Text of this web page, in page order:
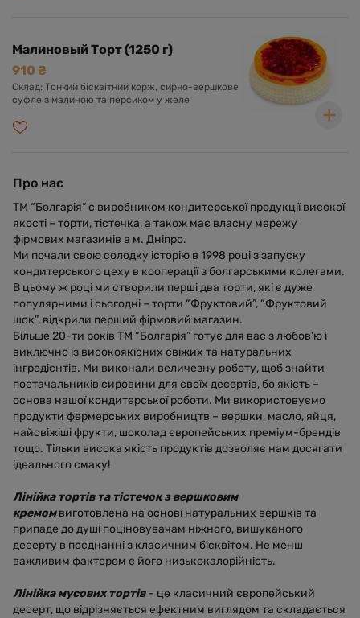
Малиновый Торт (1250 г)
910 ₴
Склад: Тонкий бісквітний корж, сирно-вершкове
суфле з малиною та персиком у желе
Про нас
ТМ “Болгарія” є виробником кондитерської продукції високої
якості – торти, тістечка, а також має власну мережу
фірмових магазинів в м. Дніпро.
Ми почали свою солодку історію в 1998 році з запуску
кондитерського цеху в кооперації з болгарськими колегами.
В цьому ж році ми створили перші два торти, які є дуже
популярними і сьогодні – торти “Фруктовий”, “Фруктовий
шок”, відкрили перший фірмовий магазин.
Більше 20-ти років ТМ “Болгарія” готує для вас з любов’ю і
виключно із високоякісних свіжих та натуральних
інгредієнтів. Ми виконали величезну роботу, щоб знайти
постачальників сировини для своїх десертів, бо якість –
основа нашої кондитерської роботи. Ми використовуємо
продукти фермерських виробництв – вершки, масло, яйця,
найсвіжіші фрукти, шоколад європейських преміум-брендів
тощо. Тільки висока якість продуктів дозволяє нам досягати
ідеального смаку!
Лінійка тортів та тістечок з вершковим
кремомвиготовлена на основі натуральних вершків та
припаде до душі поціновувачам ніжного, вишуканого
десерту в поєднанні з класичним бісквітом. Не менш
важливим фактором є його низькокалорійність.
Лінійка мусових тортів– це класичний європейський
десерт, що відрізняється ефектним виглядом та складається